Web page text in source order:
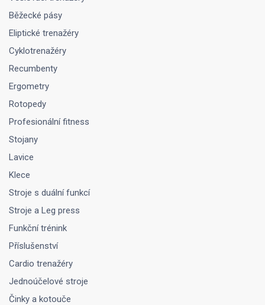
Běžecké pásy
Eliptické trenažéry
Cyklotrenažéry
Recumbenty
Ergometry
Rotopedy
Profesionální fitness
Stojany
Lavice
Klece
Stroje s duální funkcí
Stroje a Leg press
Funkční trénink
Příslušenství
Cardio trenažéry
Jednoúčelové stroje
Činky a kotouče